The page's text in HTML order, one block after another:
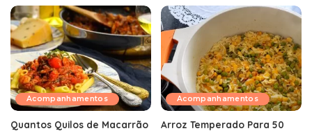
Acompanhamentos
Quantos Quilos de Macarrão
Acompanhamentos
Arroz Temperado Para 50